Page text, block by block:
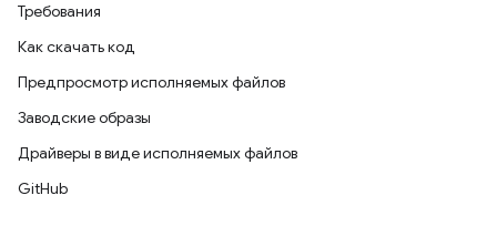
Требования
Как скачать код
Предпросмотр исполняемых файлов
Заводские образы
Драйверы в виде исполняемых файлов
GitHub